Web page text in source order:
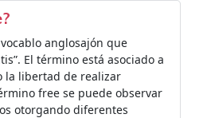
anglosajón que
El término está asociado a
la libertad de realizar
free se puede observar
otorgando diferentes